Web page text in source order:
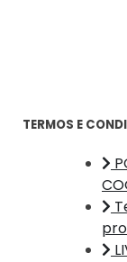
TERMOS E